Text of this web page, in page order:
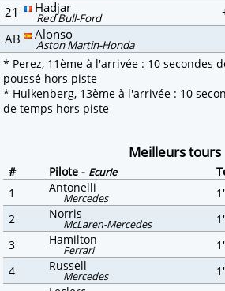
21
Hadjar
Red Bull-Ford
AB
Alonso
Aston Martin-Honda
* Perez, 11ème à l'arrivée : 10 secondes
poussé hors piste
* Hulkenberg, 13ème à l'arrivée : 10
de temps hors piste
Meilleurs tours
# Pilote - Ecurie
1
Antonelli
Mercedes
2
Norris
McLaren-Mercedes
3
Hamilton
Ferrari
4
Russell
Mercedes